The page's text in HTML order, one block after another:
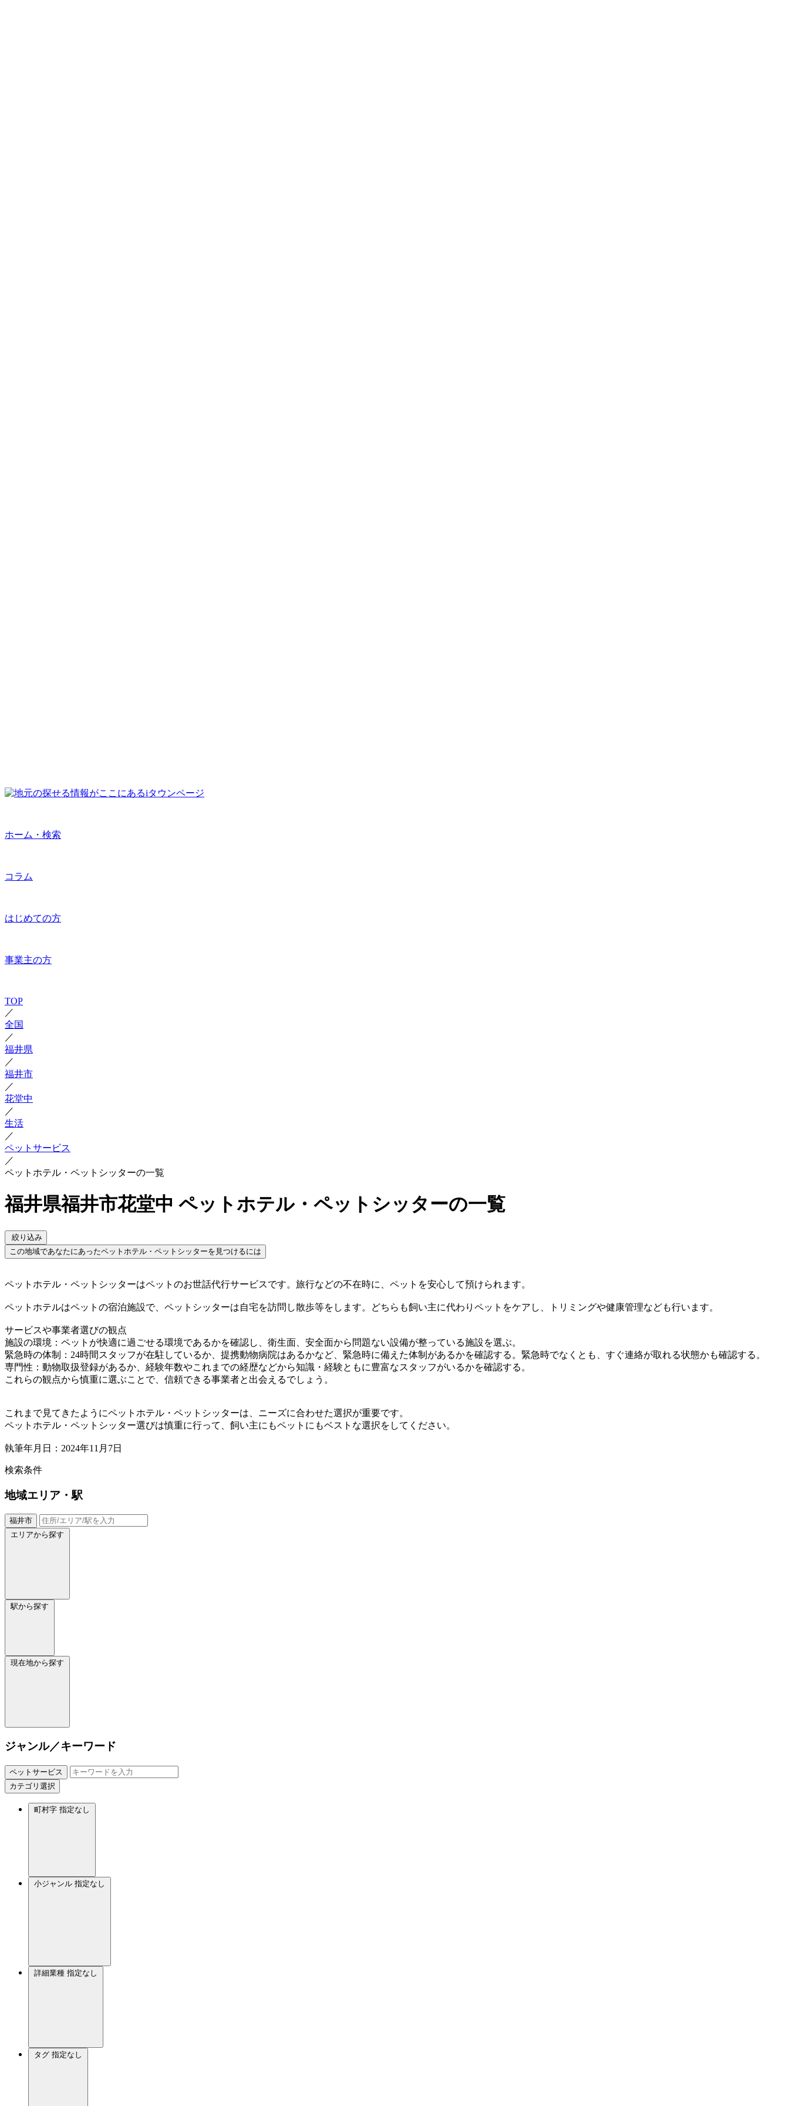
ホーム・検索
コラム
はじめての方
事業主の方
TOP
／
全国
／
福井県
／
福井市
／
花堂中
／
生活
／
ペットサービス
／
ペットホテル・ペットシッターの一覧
福井県福井市花堂中 ペットホテル・ペットシッターの一覧
絞り込み
この地域であなたにあったペットホテル・ペットシッターを見つけるには
ペットホテル・ペットシッターはペットのお世話代行サービスです。旅行などの不在時に、ペットを安心して預けられます。
ペットホテルはペットの宿泊施設で、ペットシッターは自宅を訪問し散歩等をします。どちらも飼い主に代わりペットをケアし、トリミングや健康管理なども行います。
サービスや事業者選びの観点
施設の環境：ペットが快適に過ごせる環境であるかを確認し、衛生面、安全面から問題ない設備が整っている施設を選ぶ。
緊急時の体制：24時間スタッフが在駐しているか、提携動物病院はあるかなど、緊急時に備えた体制があるかを確認する。緊急時でなくとも、すぐ連絡が取れる状態かも確認する。
専門性：動物取扱登録があるか、経験年数やこれまでの経歴などから知識・経験ともに豊富なスタッフがいるかを確認する。
これらの観点から慎重に選ぶことで、信頼できる事業者と出会えるでしょう。
これまで見てきたようにペットホテル・ペットシッターは、ニーズに合わせた選択が重要です。
ペットホテル・ペットシッター選びは慎重に行って、飼い主にもペットにもベストな選択をしてください。
執筆年月日：2024年11月7日
検索条件
地域エリア・駅
福井市
エリアから探す
駅から探す
現在地から探す
ジャンル／キーワード
ペットサービス
カテゴリ選択
町村字 指定なし
小ジャンル 指定なし
詳細業種 指定なし
タグ 指定なし